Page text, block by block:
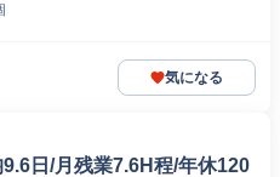
気になる
9.6日/月残業7.6H程/年休120